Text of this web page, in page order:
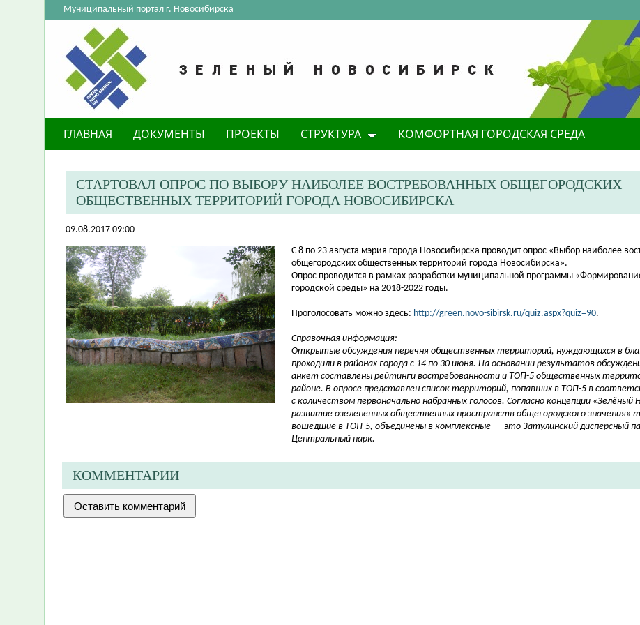
Муниципальный портал г. Новосибирска
ГЛАВНАЯ ДОКУМЕНТЫ ПРОЕКТЫ СТРУКТУРА КОМФОРТНАЯ ГОРОДСКАЯ СРЕДА
СТАРТОВАЛ ОПРОС ПО ВЫБОРУ НАИБОЛЕЕ ВОСТРЕБОВАННЫХ ОБЩЕГОРОДСКИХ
ОБЩЕСТВЕННЫХ ТЕРРИТОРИЙ ГОРОДА НОВОСИБИРСКА
09.08.2017 09:00
​С 8 по 23 августа мэрия города Новосибирска проводит опрос «Выбор наиболее
общегородских общественных территорий города Новосибирска».
Опрос проводится в рамках разработки муниципальной программы
городской среды» на 2018-2022 годы.
Проголосовать можно здесь: http://green.novo-sibirsk.ru/quiz.aspx?quiz=90.
Справочная информация:
Открытые обсуждения перечня общественных территорий, нуждающихся в
проходили в районах города с 14 по 30 июня. На основании результатов
анкет составлены рейтинги востребованности и ТОП-5 общественных
районе. В опросе представлен список территорий, попавших в ТОП-5 в
с количеством первоначально набранных голосов. Согласно концепции «Зелёный
развитие озелененных общественных пространств общегородского значения»
вошедшие в ТОП-5, объединены в комплексные — это Затулинский дисперсный
Центральный парк.
КОММЕНТАРИИ